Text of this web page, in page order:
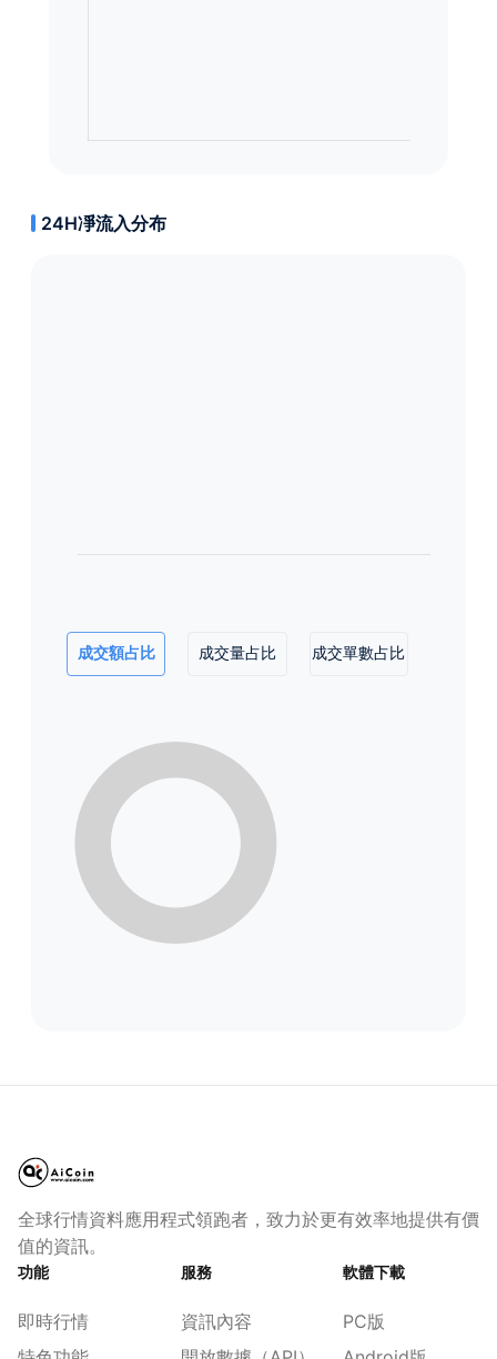
24H凈流入分布
成交額占比 成交量占比 成交單數占比
全球行情資料應用程式領跑者，致力於更有效率地提供有價
值的資訊。
功能
即時行情
服務
資訊內容
軟體下載
PC版